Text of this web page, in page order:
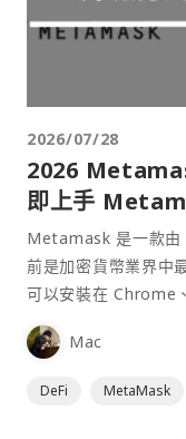
2026/07/28
2026
即上手
Metamask 是一款由
前是加密貨幣業界中
可以安裝在 Chrome
為插件使用，具備許
Mac
DeFi MetaMask